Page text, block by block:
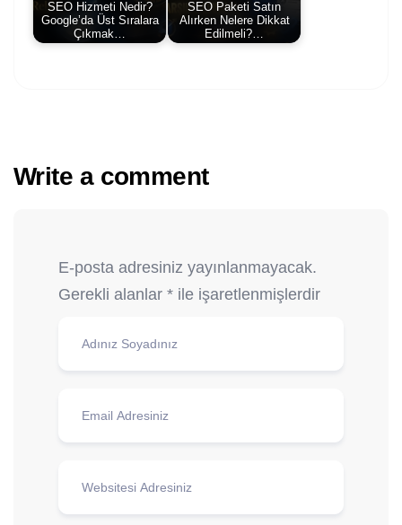
SEO Hizmeti Nedir?
Google’da Üst Sıralara
Çıkmak…
SEO Paketi Satın
Alırken Nelere Dikkat
Edilmeli?…
Write a comment
E-posta adresiniz yayınlanmayacak.
Gerekli alanlar * ile işaretlenmişlerdir